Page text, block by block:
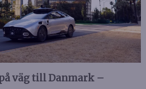
väg till Danmark –